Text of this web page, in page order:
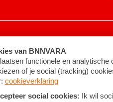
Algemene voorwaarden